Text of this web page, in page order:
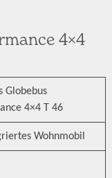
4×4
Globebus
4×4 T 46
Wohnmobil